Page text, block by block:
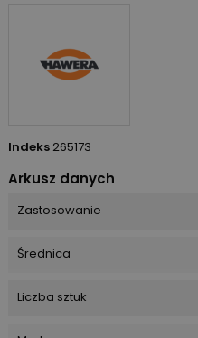
Indeks 265173
Arkusz danych
Zastosowanie
Średnica
Liczba sztuk